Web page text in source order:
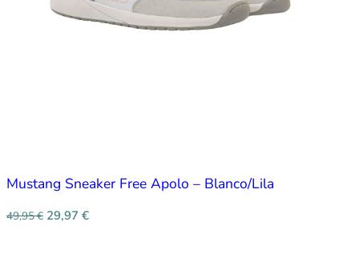
Mustang Sneaker Free Apolo – Blanco/Lila
49,95€ 29,97 €